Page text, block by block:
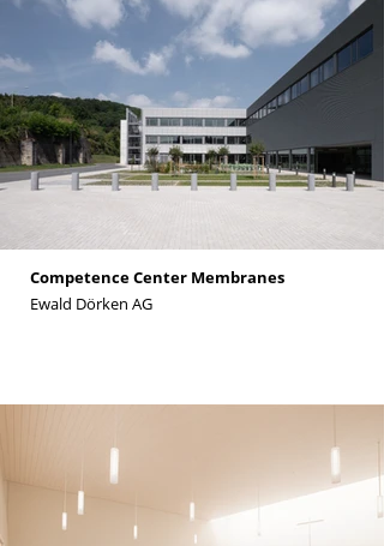
Competence Center Membranes
Ewald Dörken AG